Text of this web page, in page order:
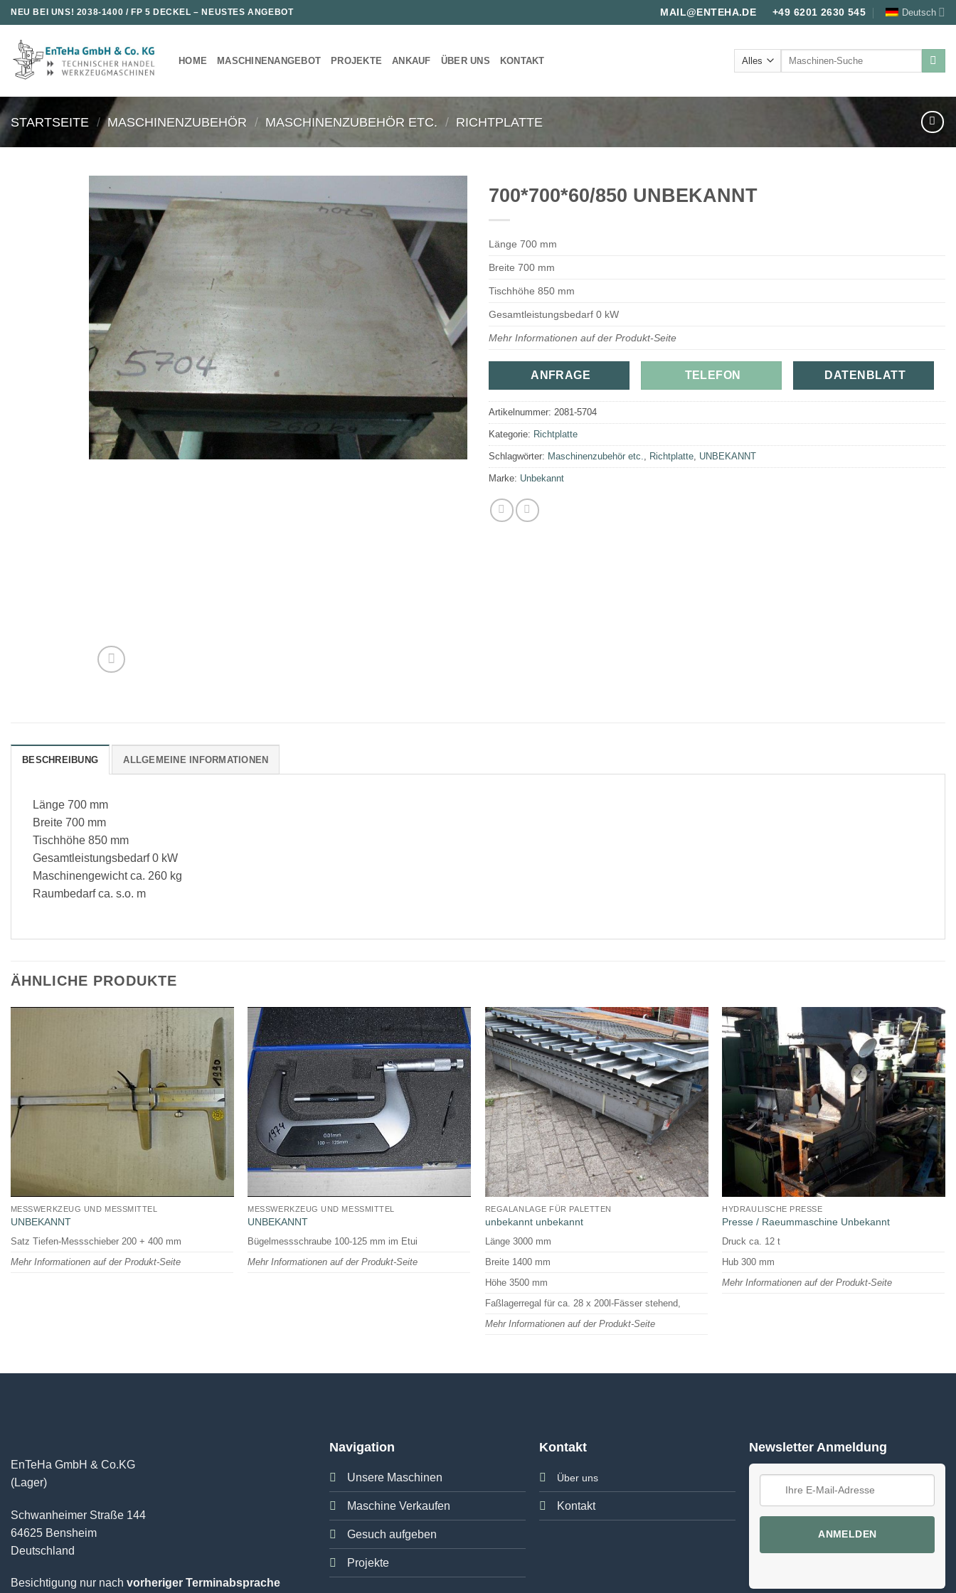
Zum
Inhalt
springen
NEU BEI UNS! 2038-1400 / FP 5 DECKEL – NEUSTES ANGEBOT MAIL@ENTEHA.DE +49 6201 2630 545 Deutsch
HOME MASCHINENANGEBOT PROJEKTE ANKAUF ÜBER UNS KONTAKT
Suche
STARTSEITE / MASCHINENZUBEHÖR / MASCHINENZUBEHÖR ETC. / RICHTPLATTE
700*700*60/850 UNBEKANNT
Länge 700 mm
Breite 700 mm
Tischhöhe 850 mm
Gesamtleistungsbedarf 0 kW
Mehr Informationen auf der Produkt-Seite
ANFRAGE TELEFON DATENBLATT
Artikelnummer: 2081-5704
Kategorie: Richtplatte
Schlagwörter: Maschinenzubehör etc. Richtplatte UNBEKANNT
Marke: Unbekannt
BESCHREIBUNG ALLGEMEINE INFORMATIONEN
Länge 700 mm
Breite 700 mm
Tischhöhe 850 mm
Gesamtleistungsbedarf 0 kW
Maschinengewicht ca. 260 kg
Raumbedarf ca. s.o. m
ÄHNLICHE PRODUKTE
MESSWERKZEUG UND MESSMITTEL
UNBEKANNT
Satz Tiefen-Messschieber 200 + 400 mm
Mehr Informationen auf der Produkt-Seite
MESSWERKZEUG UND MESSMITTEL
UNBEKANNT
Bügelmessschraube 100-125 mm im Etui
Mehr Informationen auf der Produkt-Seite
REGALANLAGE FÜR PALETTEN
unbekannt unbekannt
Länge 3000 mm
Breite 1400 mm
Höhe 3500 mm
Faßlagerregal für ca. 28 x 200l-Fässer stehend,
Mehr Informationen auf der Produkt-Seite
HYDRAULISCHE PRESSE
Presse / Raeummaschine Unbekannt
Druck ca. 12 t
Hub 300 mm
Mehr Informationen auf der Produkt-Seite
EnTeHa GmbH & Co.KG
(Lager)
Schwanheimer Straße 144
64625 Bensheim
Deutschland
Besichtigung nur nach vorheriger Terminabsprache
Navigation
Unsere Maschinen
Maschine Verkaufen
Gesuch aufgeben
Projekte
Kontakt
Über uns
Kontakt
Newsletter Anmeldung
ANMELDEN